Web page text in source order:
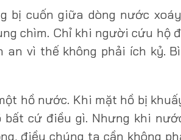
cuốn giữa dòng nước
chìm. Chỉ khi người cứu hộ
an vì thế không phải ích kỷ.
hồ nước. Khi mặt hồ bị
cứ điều gì. Nhưng khi
điều chúng ta cần không